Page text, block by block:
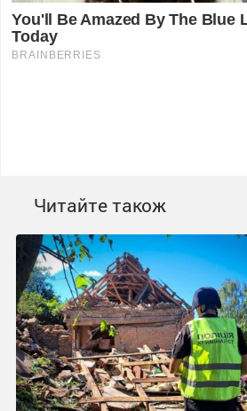
Читайте також